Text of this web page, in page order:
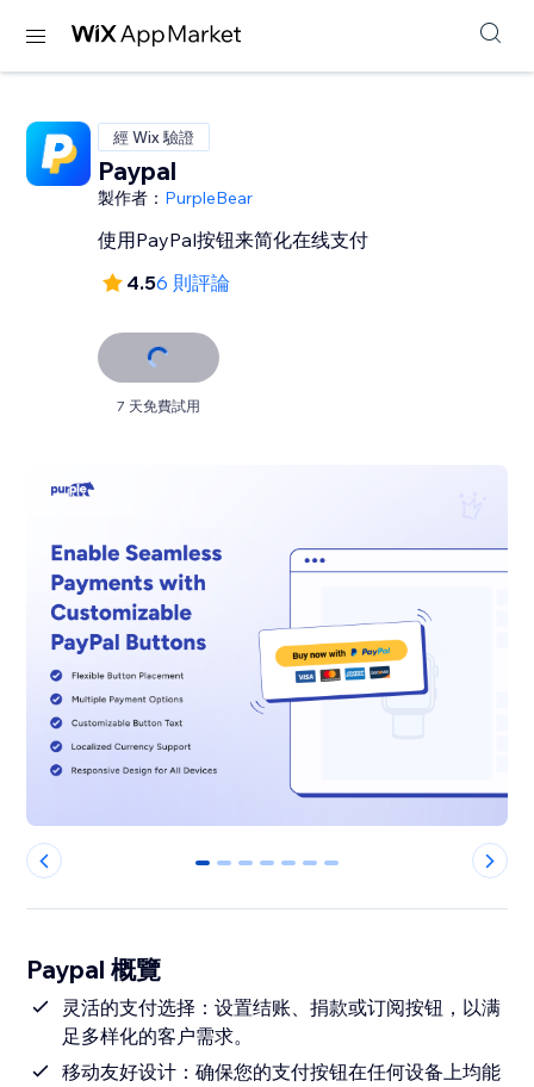
經 Wix 驗證
Paypal
製作者： PurpleBear
使用PayPal按钮来简化在线支付
4.56 則評論
7 天免費試用
0 1 2 3 4 5 6
Paypal 概覽
灵活的支付选择：设置结账、捐款或订阅按钮，以满
足多样化的客户需求。
移动友好设计：确保您的支付按钮在任何设备上均能